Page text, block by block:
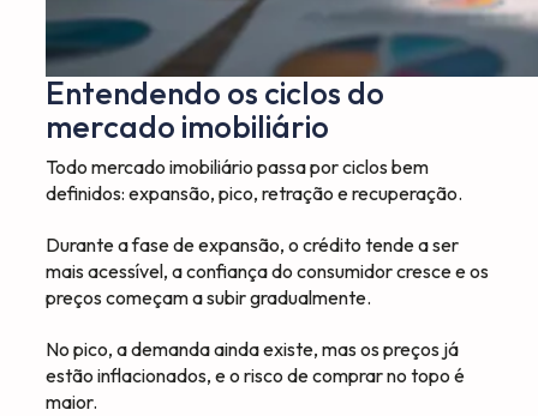
Entendendo os ciclos do
mercado imobiliário
Todo mercado imobiliário passa por ciclos bem
definidos: expansão, pico, retração e recuperação.
Durante a fase de expansão, o crédito tende a ser
mais acessível, a confiança do consumidor cresce e os
preços começam a subir gradualmente.
No pico, a demanda ainda existe, mas os preços já
estão inflacionados, e o risco de comprar no topo é
maior.